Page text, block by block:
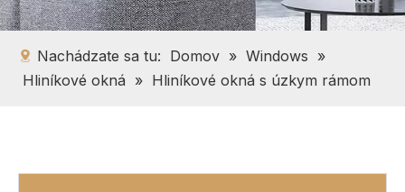
Nachádzate sa tu: Domov » Windows »
Hliníkové okná » Hliníkové okná s úzkym rámom